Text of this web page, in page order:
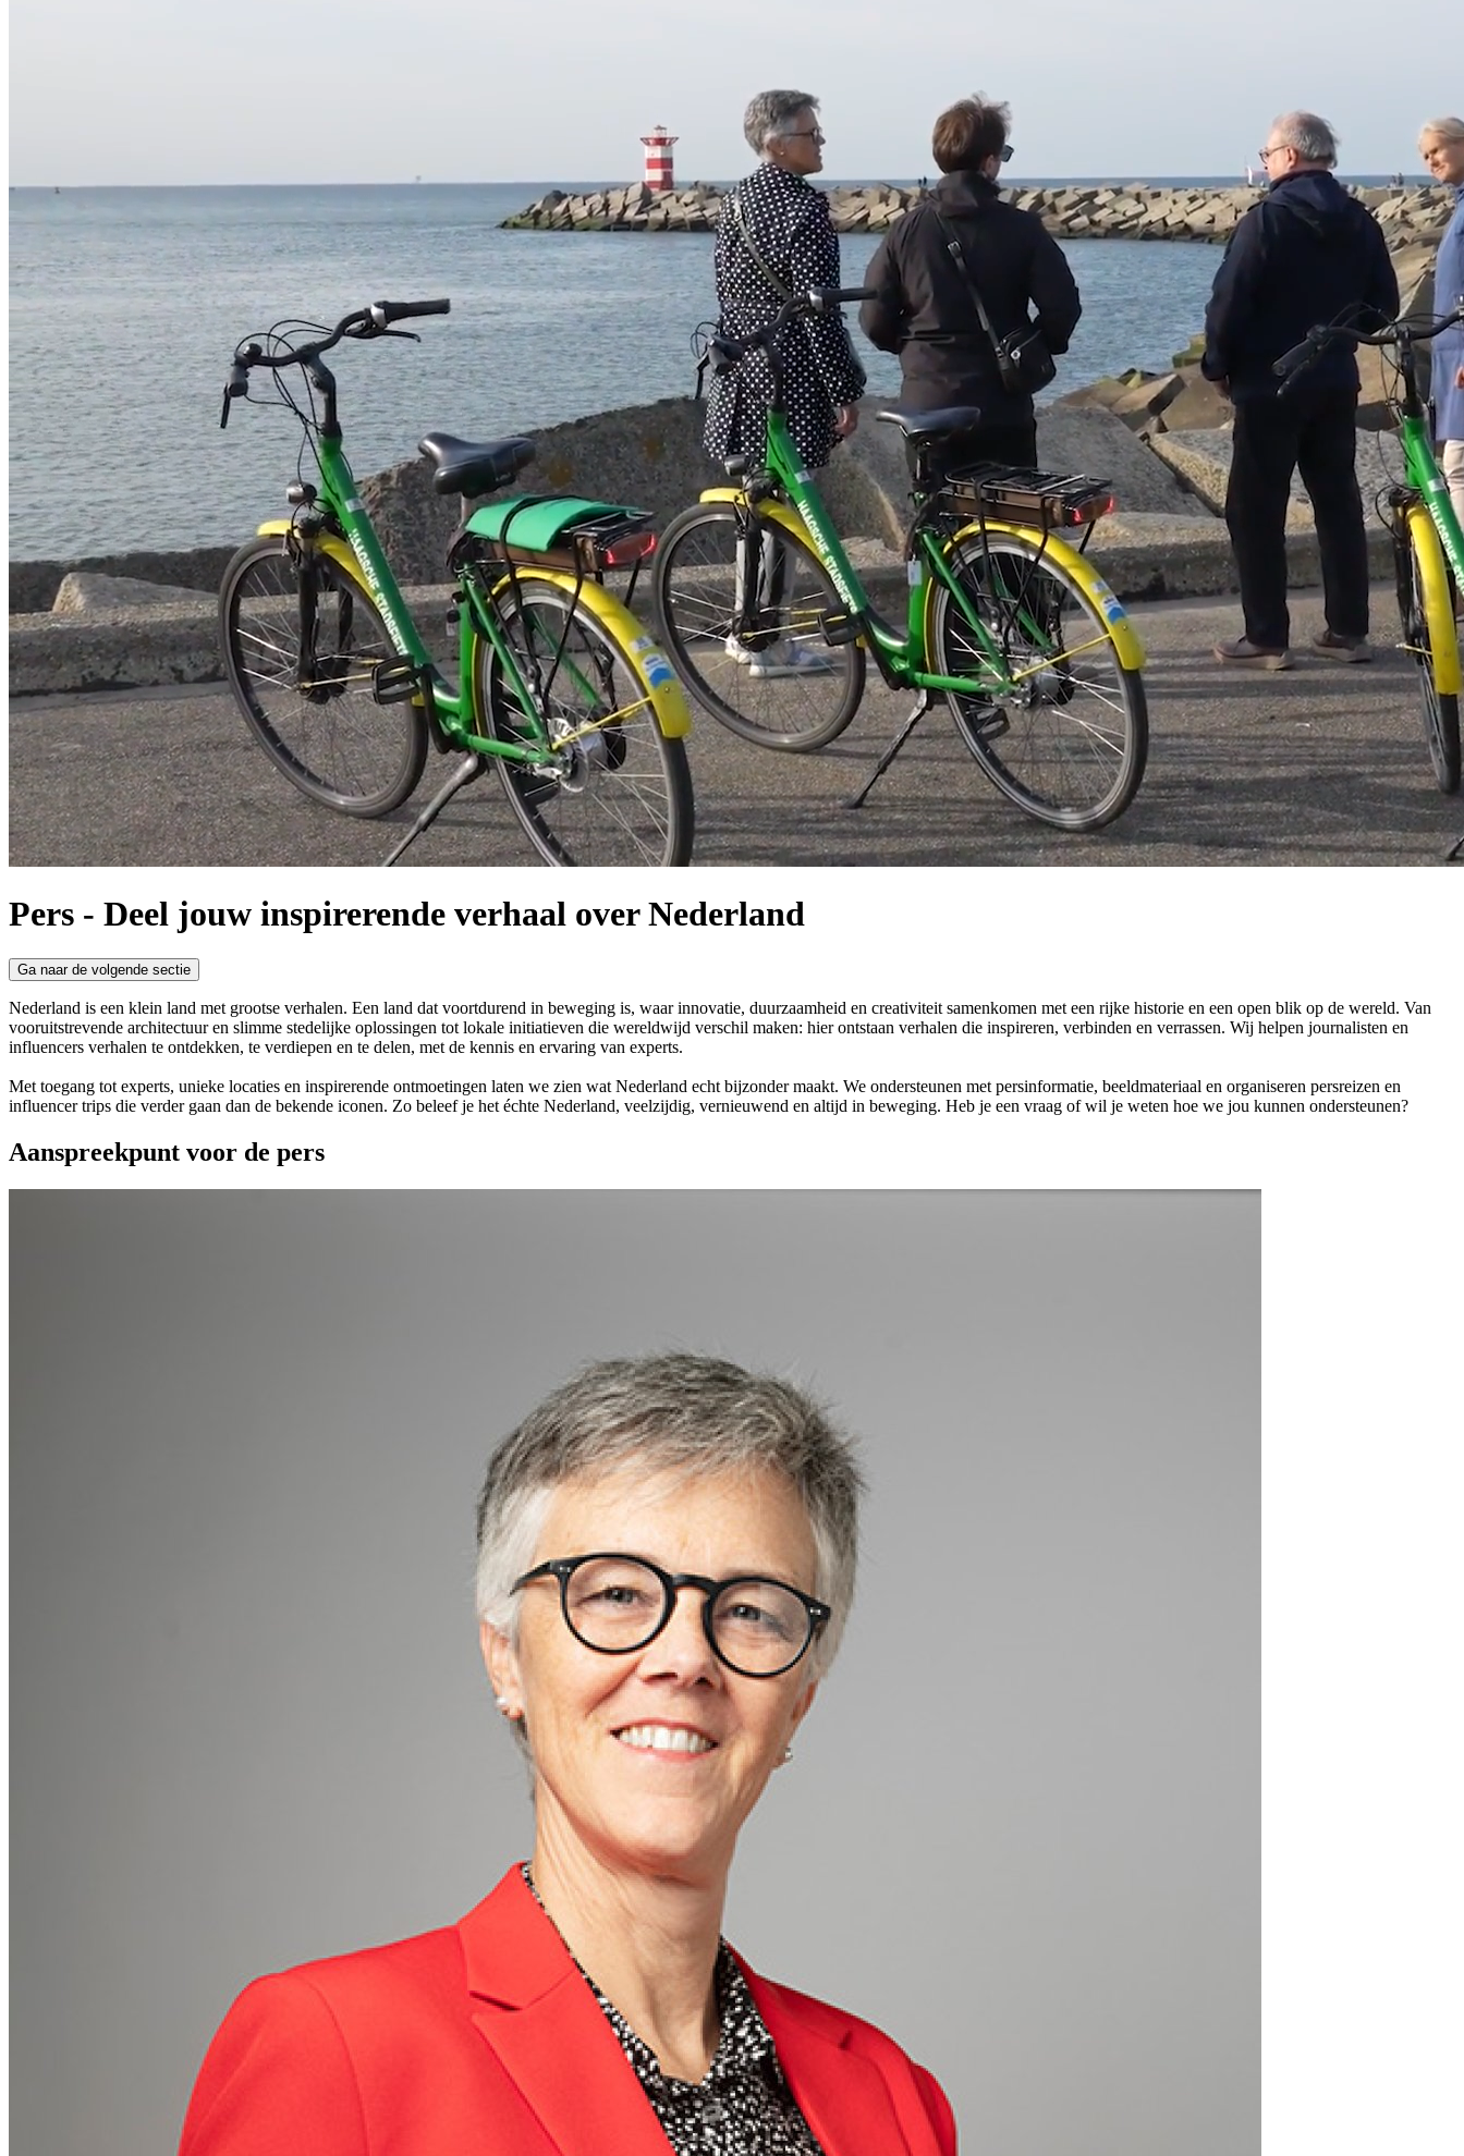
Pers - Deel jouw inspirerende verhaal over Nederland
Ga naar de volgende sectie
Nederland is een klein land met grootse verhalen. Een land dat voortdurend in beweging is, waar innovatie, duurzaamheid en creativiteit samenkomen met een rijke historie en een open blik op de wereld. Van
vooruitstrevende architectuur en slimme stedelijke oplossingen tot lokale initiatieven die wereldwijd verschil maken: hier ontstaan verhalen die inspireren, verbinden en verrassen. Wij helpen journalisten en
influencers verhalen te ontdekken, te verdiepen en te delen, met de kennis en ervaring van experts.
Met toegang tot experts, unieke locaties en inspirerende ontmoetingen laten we zien wat Nederland echt bijzonder maakt. We ondersteunen met persinformatie, beeldmateriaal en organiseren persreizen en
influencer trips die verder gaan dan de bekende iconen. Zo beleef je het échte Nederland, veelzijdig, vernieuwend en altijd in beweging. Heb je een vraag of wil je weten hoe we jou kunnen ondersteunen?
Aanspreekpunt voor de pers